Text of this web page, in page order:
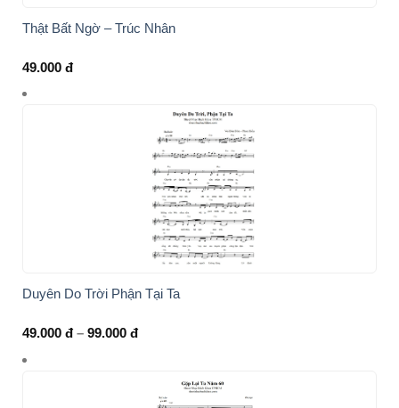
Thật Bất Ngờ – Trúc Nhân
49.000 đ
Duyên Do Trời Phận Tại Ta
49.000 đ – 99.000 đKhoảng
99.000 đ